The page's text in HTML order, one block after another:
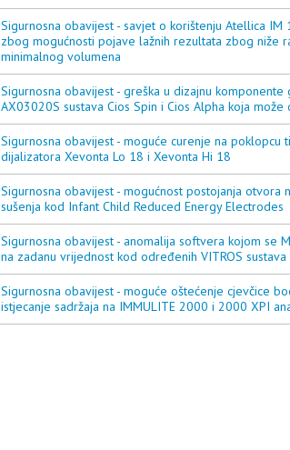
Sigurnosna obavijest - savjet o korištenju Atellica
zbog mogućnosti pojave lažnih rezultata zbog niže
minimalnog volumena
Sigurnosna obavijest - greška u dizajnu komponente
AX03020S sustava Cios Spin i Cios Alpha koja
Sigurnosna obavijest - moguće curenje na poklopcu
dijalizatora Xevonta Lo 18 i Xevonta Hi 18
Sigurnosna obavijest - mogućnost postojanja otvora
sušenja kod Infant Child Reduced Energy Electrodes
Sigurnosna obavijest - anomalija softvera kojom se
na zadanu vrijednost kod određenih VITROS sustava
Sigurnosna obavijest - moguće oštećenje cjevčice
istjecanje sadržaja na IMMULITE 2000 i 2000 XPI